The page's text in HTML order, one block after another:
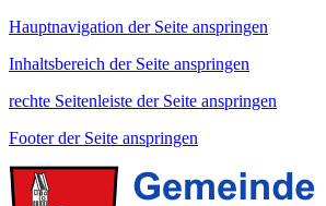
Hauptnavigation der Seite anspringen
Inhaltsbereich der Seite anspringen
rechte Seitenleiste der Seite anspringen
Footer der Seite anspringen